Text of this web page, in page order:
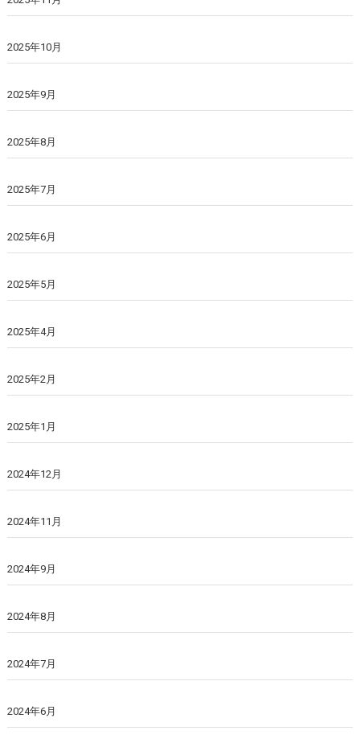
2025年10月
2025年9月
2025年8月
2025年7月
2025年6月
2025年5月
2025年4月
2025年2月
2025年1月
2024年12月
2024年11月
2024年9月
2024年8月
2024年7月
2024年6月